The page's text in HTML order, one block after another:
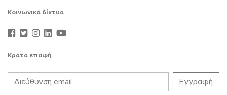
Κοινωνικά δίκτυα
Κράτα επαφή